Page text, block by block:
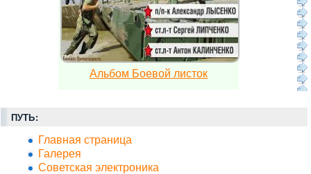
Альбом Боевой листок
ПУТЬ:
Главная страница
Галерея
Советская электроника